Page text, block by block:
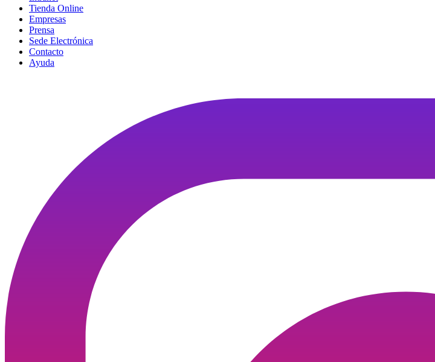
Tienda Online
Empresas
Prensa
Sede Electrónica
Contacto
Ayuda